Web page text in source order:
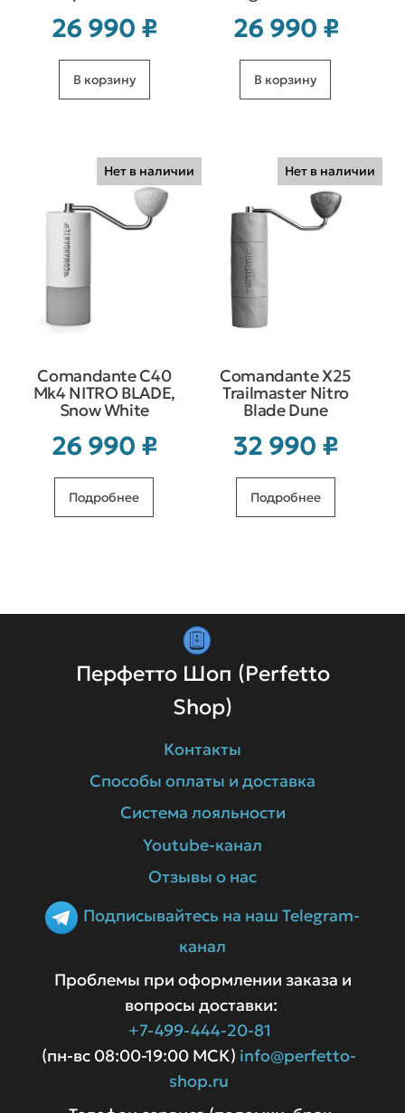
26 990 ₽
В корзину
26 990 ₽
В корзину
Нет в наличии
Comandante C40
Mk4 NITRO BLADE,
Snow White
26 990 ₽
Подробнее
Нет в наличии
Comandante X25
Trailmaster Nitro
Blade Dune
32 990 ₽
Подробнее
Перфетто Шоп (Perfetto
Shop)
Контакты
Способы оплаты и доставка
Система лояльности
Youtube-канал
Отзывы о нас
Подписывайтесь на наш Telegram-
канал
Проблемы при оформлении заказа и
вопросы доставки:
+7-499-444-20-81
(пн-вс 08:00-19:00 МСК) info@perfetto-
shop.ru